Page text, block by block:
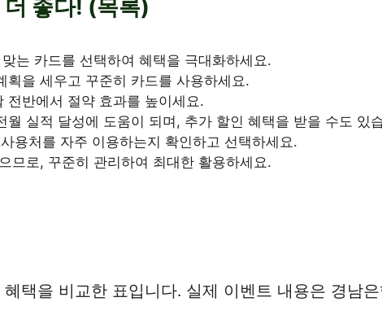
좋다! (목록)
는 카드를 선택하여 혜택을 극대화하세요.
을 세우고 꾸준히 카드를 사용하세요.
전반에서 절약 효과를 높이세요.
실적 달성에 도움이 되며, 추가 할인 혜택을 받을 수도 있
용처를 자주 이용하는지 확인하고 선택하세요.
므로, 꾸준히 관리하여 최대한 활용하세요.
택을 비교한 표입니다. 실제 이벤트 내용은 경남